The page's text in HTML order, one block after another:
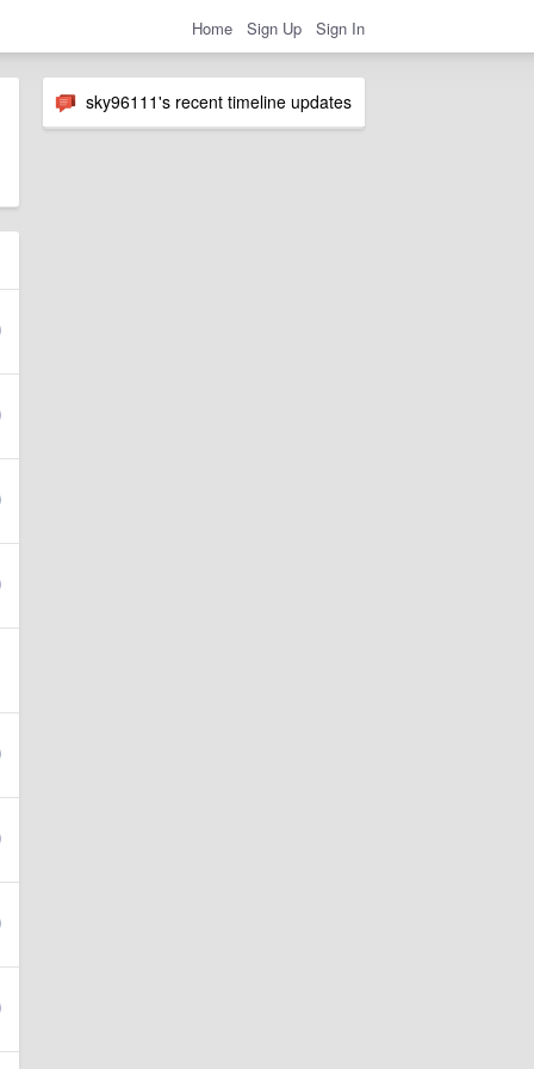
Home Sign Up Sign In
sky96111's recent timeline updates